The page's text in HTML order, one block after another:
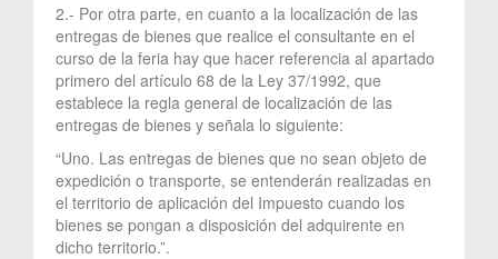
2.- Por otra parte, en cuanto a la localización de las
entregas de bienes que realice el consultante en el
curso de la feria hay que hacer referencia al apartado
primero del artículo 68 de la Ley 37/1992, que
establece la regla general de localización de las
entregas de bienes y señala lo siguiente:
“Uno. Las entregas de bienes que no sean objeto de
expedición o transporte, se entenderán realizadas en
el territorio de aplicación del Impuesto cuando los
bienes se pongan a disposición del adquirente en
dicho territorio.”.